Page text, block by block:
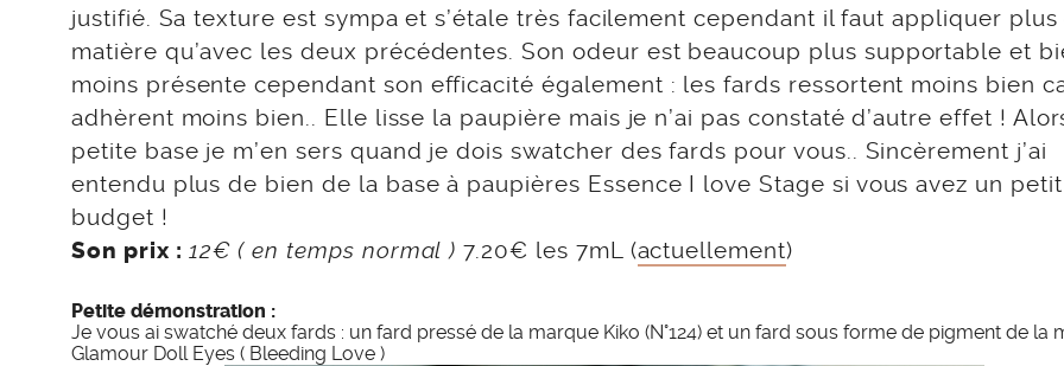
justifié. Sa texture est sympa et s’étale très facilement cependant il faut appliquer plus
matière qu’avec les deux précédentes. Son odeur est beaucoup plus supportable et
moins présente cependant son efficacité également : les fards ressortent moins bien
adhèrent moins bien.. Elle lisse la paupière mais je n’ai pas constaté d’autre effet !
petite base je m’en sers quand je dois swatcher des fards pour vous.. Sincèrement j’ai
entendu plus de bien de la base à paupières Essence I love Stage si vous avez un petit
budget !
Son prix : 12€ ( en temps normal )7.20€ les 7mL (actuellement)
Petite démonstration :
Je vous ai swatché deux fards : un fard pressé de la marque Kiko (N°124) et un fard sous forme de pigment de la
Glamour Doll Eyes ( Bleeding Love )